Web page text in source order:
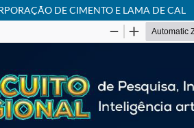
DE CIMENTO E LAMA DE CAL